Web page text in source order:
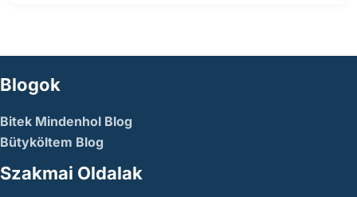
Blogok
Bitek Mindenhol Blog
Bütyköltem Blog
Szakmai Oldalak